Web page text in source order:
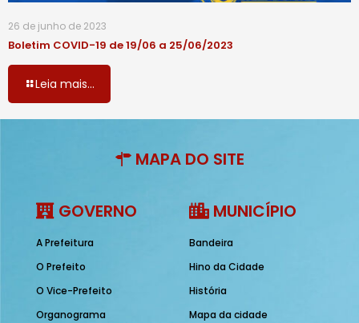
26 de junho de 2023
Boletim COVID-19 de 19/06 a 25/06/2023
Leia mais...
MAPA DO SITE
GOVERNO
A Prefeitura
O Prefeito
O Vice-Prefeito
Organograma
MUNICÍPIO
Bandeira
Hino da Cidade
História
Mapa da cidade